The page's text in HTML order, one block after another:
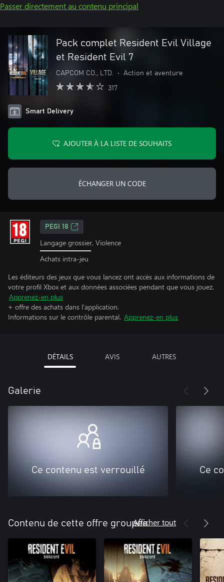
Passer directement au contenu principal
Pack complet Resident Evil Village
et Resident Evil 7
CAPCOM CO., LTD. • Action et aventure
317
Smart Delivery
AJOUTER À LA LISTE DE SOUHAITS
ÉCHANGER UN CODE
PEGI 18
Langage grossier, Violence
Achats intra-jeu
Les éditeurs des jeux que vous lancez ont accès aux informations de
votre profil Xbox et aux données associées pendant que vous jouez.
Apprenez-en plus
+ offre des achats dans l'application.
Informations sur le contrôle parental. Apprenez-en plus
DÉTAILS AVIS AUTRES
Galerie
Ce contenu est verrouillé Ce
Contenu de cette offre groupéeAfficher tout